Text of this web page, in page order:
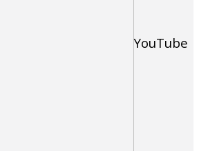
YouTube